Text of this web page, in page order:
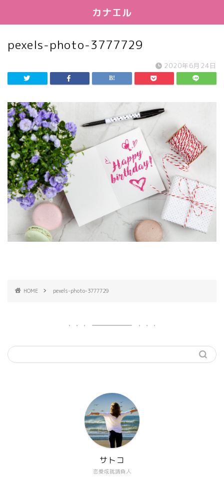
カナエル
pexels-photo-3777729
2020年6月24日
HOME pexels-photo-3777729
恋愛成就請負人
サトコ